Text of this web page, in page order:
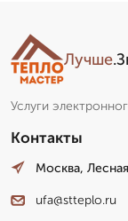
Лучше
Услуги
Контакты
Москва,
ufa@stteplo.ru